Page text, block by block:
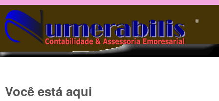
Pular para o conteúdo principal
®️
Você está aqui